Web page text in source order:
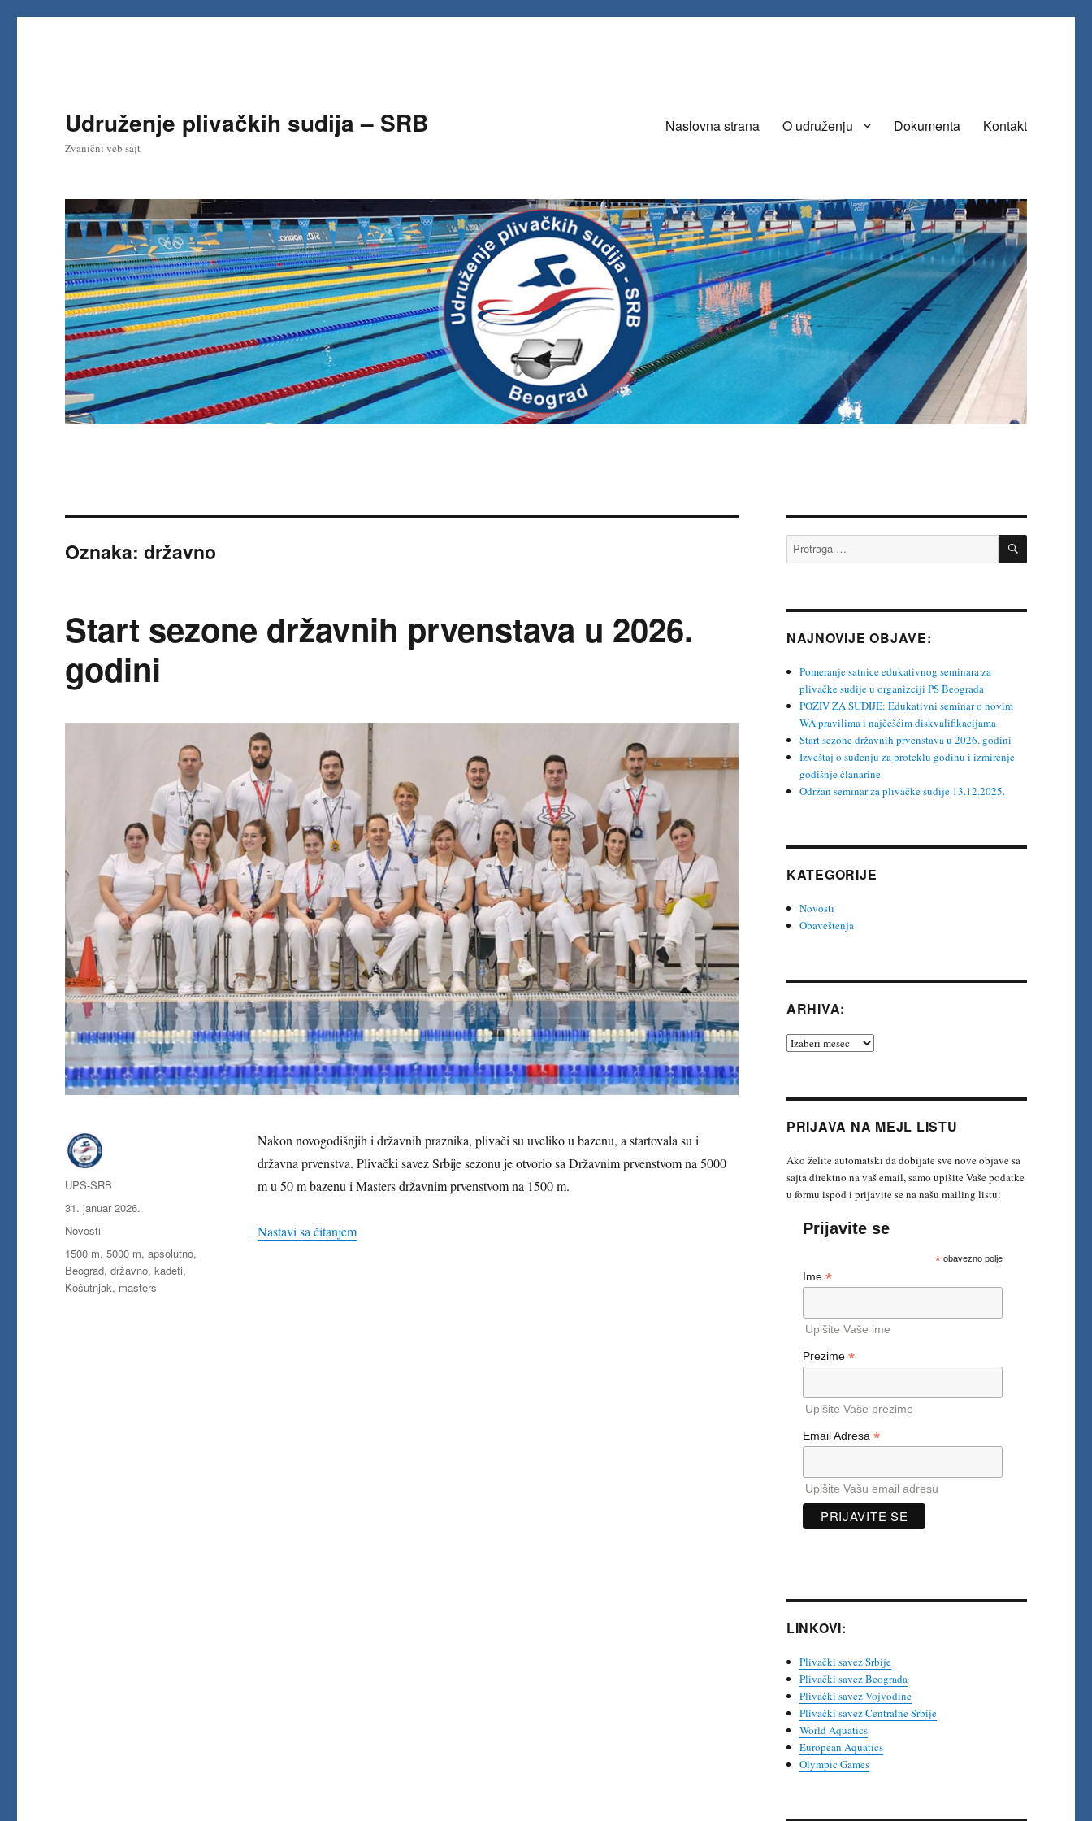
Udruženje plivačkih sudija – SRB
Zvanični veb sajt
Naslovna strana O udruženju Dokumenta Kontakt
Oznaka:državno
Start sezone državnih prvenstava u 2026.
godini
Nakon novogodišnjih i državnih praznika, plivači su uveliko u bazenu, a startovala su i
državna prvenstva. Plivački savez Srbije sezonu je otvorio sa Državnim prvenstvom na 5000
m u 50 m bazenu i Masters državnim prvenstvom na 1500 m.
Nastavi sa čitanjem„Start sezone državnih prvenstava u 2026. godini“
Autor
UPS-SRB
Objavljeno
31. januar 2026.
Kategorije
Novosti
Oznake
1500 m,5000 m,apsolutno,
Beograd,državno,kadeti,
Košutnjak, masters
Pretraga
za:
PRETRAŽI
NAJNOVIJE OBJAVE:
Pomeranje satnice edukativnog seminara za
plivačke sudije u organizciji PS Beograda
POZIV ZA SUDIJE: Edukativni seminar o novim
WA pravilima i najčešćim diskvalifikacijama
Start sezone državnih prvenstava u 2026. godini
Izveštaj o suđenju za proteklu godinu i izmirenje
godišnje članarine
Održan seminar za plivačke sudije 13.12.2025.
KATEGORIJE
Novosti
Obaveštenja
ARHIVA:
Arhiva:
PRIJAVA NA MEJL LISTU
Ako želite automatski da dobijate sve nove objave sa
sajta direktno na vaš email, samo upišite Vaše podatke
u formu ispod i prijavite se na našu mailing listu:
Prijavite se
*obavezno polje
Ime *
Upišite Vaše ime
Prezime *
Upišite Vaše prezime
Email Adresa *
Upišite Vašu email adresu
LINKOVI:
Plivački savez Srbije
Plivački savez Beograda
Plivački savez Vojvodine
Plivački savez Centralne Srbije
World Aquatics
European Aquatics
Olympic Games